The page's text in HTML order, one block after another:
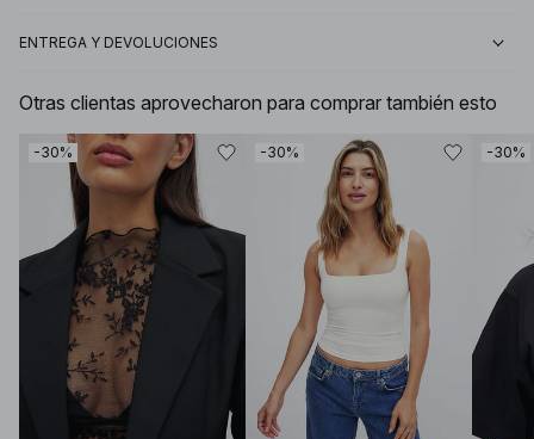
ENTREGA Y DEVOLUCIONES
Otras clientas aprovecharon para comprar también esto
-30% -30% -30%